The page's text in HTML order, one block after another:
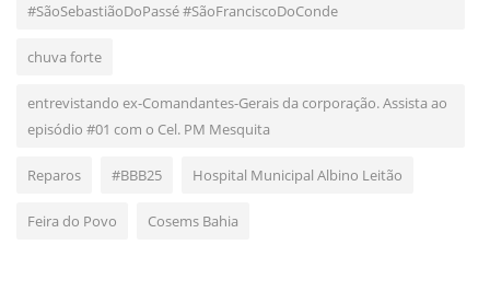
#SãoSebastiãoDoPassé #SãoFranciscoDoConde
chuva forte
entrevistando ex-Comandantes-Gerais da corporação. Assista ao
episódio #01 com o Cel. PM Mesquita
Reparos #BBB25 Hospital Municipal Albino Leitão
Feira do Povo Cosems Bahia